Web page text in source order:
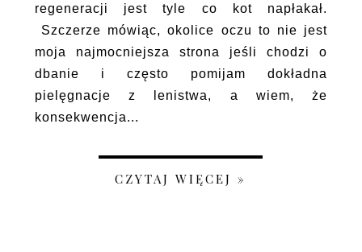
regeneracji jest tyle co kot napłakał.
Szczerze mówiąc, okolice oczu to nie jest
moja najmocniejsza strona jeśli chodzi o
dbanie i często pomijam dokładna
pielęgnacje z lenistwa, a wiem, że
konsekwencja...
CZYTAJ WIĘCEJ »